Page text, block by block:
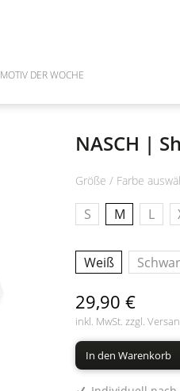
MOTIV DER WOCHE
NASCH |
Größe / Farbe
S M L
Weiß
29,90 €
inkl. MwSt. zzgl.
In den Warenkorb